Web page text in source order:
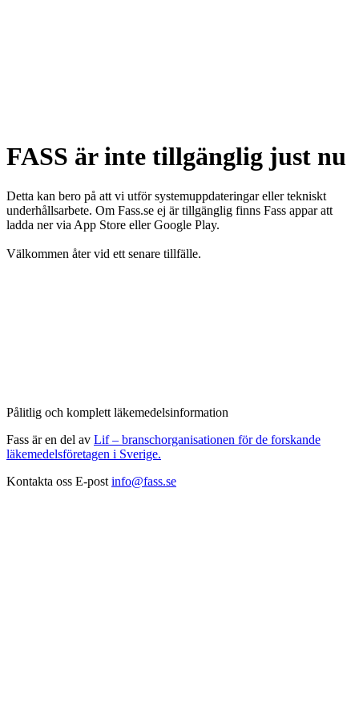
FASS är inte tillgänglig just nu
Detta kan bero på att vi utför systemuppdateringar eller tekniskt
underhållsarbete. Om Fass.se ej är tillgänglig finns Fass appar att
ladda ner via App Store eller Google Play.
Välkommen åter vid ett senare tillfälle.
Pålitlig och komplett läkemedelsinformation
Fass är en del av Lif – branschorganisationen för de forskande
läkemedelsföretagen i Sverige.
Kontakta oss E-post info@fass.se